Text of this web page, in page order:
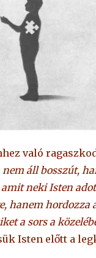
való
nem áll bosszút,
neki Isten
hanem hordozza
a sors a
Isten előtt a